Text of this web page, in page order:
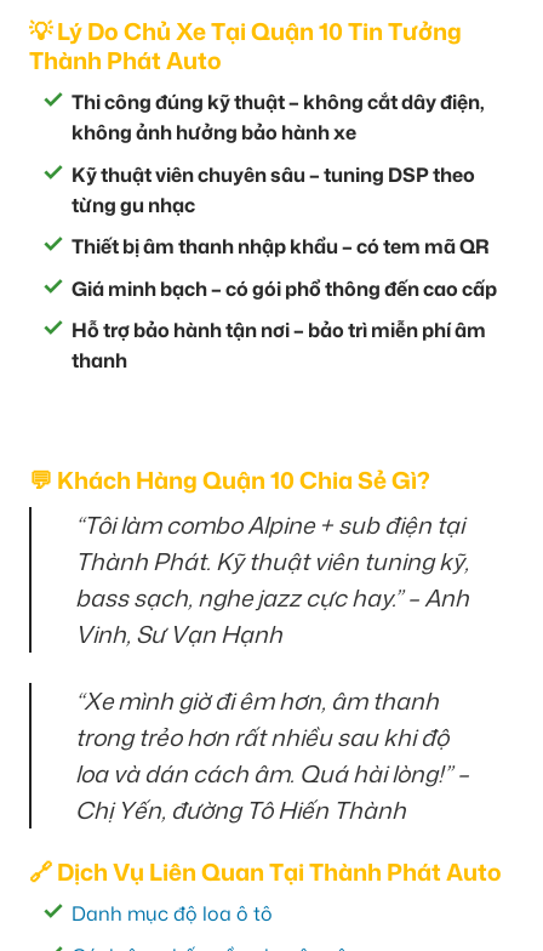
💡 Lý Do Chủ Xe Tại Quận 10 Tin Tưởng
Thành Phát Auto
Thi công đúng kỹ thuật – không cắt dây điện,
không ảnh hưởng bảo hành xe
Kỹ thuật viên chuyên sâu – tuning DSP theo
từng gu nhạc
Thiết bị âm thanh nhập khẩu – có tem mã QR
Giá minh bạch – có gói phổ thông đến cao cấp
Hỗ trợ bảo hành tận nơi – bảo trì miễn phí âm
thanh
💬 Khách Hàng Quận 10 Chia Sẻ Gì?
“Tôi làm combo Alpine + sub điện tại
Thành Phát. Kỹ thuật viên tuning kỹ,
bass sạch, nghe jazz cực hay.” – Anh
Vinh, Sư Vạn Hạnh
“Xe mình giờ đi êm hơn, âm thanh
trong trẻo hơn rất nhiều sau khi độ
loa và dán cách âm. Quá hài lòng!” –
Chị Yến, đường Tô Hiến Thành
🔗 Dịch Vụ Liên Quan Tại Thành Phát Auto
Danh mục độ loa ô tô